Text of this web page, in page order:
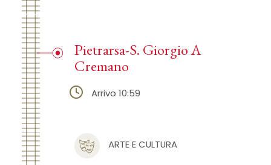
ARTE E CULTURA
Pietrarsa-S. Giorgio A
Cremano
Arrivo 10:59